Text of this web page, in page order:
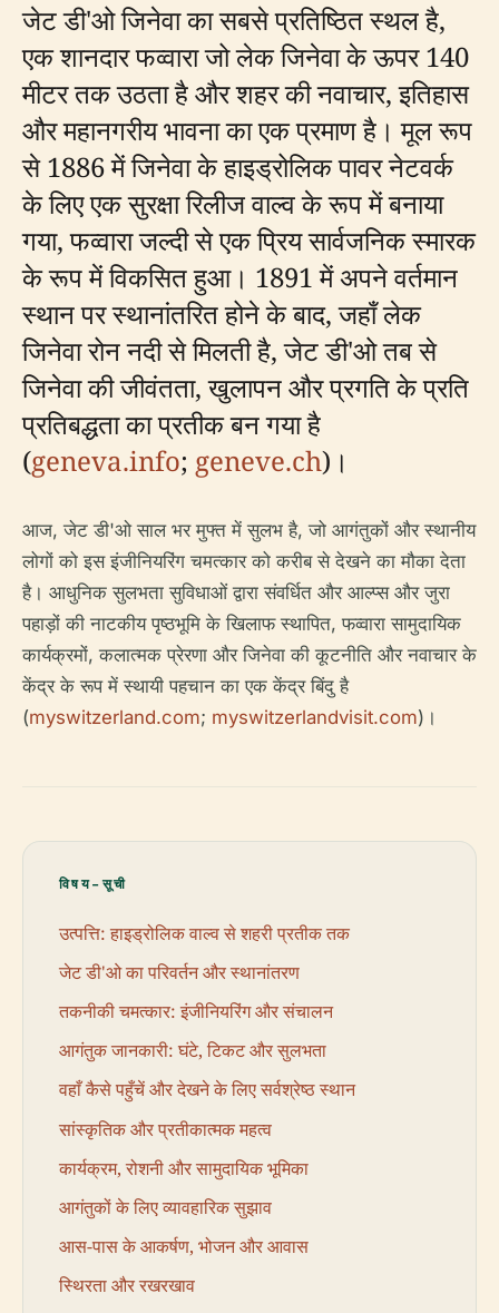
जेट डी'ओ जिनेवा का सबसे प्रतिष्ठित स्थल है,
एक शानदार फव्वारा जो लेक जिनेवा के ऊपर 140
मीटर तक उठता है और शहर की नवाचार, इतिहास
और महानगरीय भावना का एक प्रमाण है। मूल रूप
से 1886 में जिनेवा के हाइड्रोलिक पावर नेटवर्क
के लिए एक सुरक्षा रिलीज वाल्व के रूप में बनाया
गया, फव्वारा जल्दी से एक प्रिय सार्वजनिक स्मारक
के रूप में विकसित हुआ। 1891 में अपने वर्तमान
स्थान पर स्थानांतरित होने के बाद, जहाँ लेक
जिनेवा रोन नदी से मिलती है, जेट डी'ओ तब से
जिनेवा की जीवंतता, खुलापन और प्रगति के प्रति
प्रतिबद्धता का प्रतीक बन गया है
(geneva.info; geneve.ch)।
आज, जेट डी'ओ साल भर मुफ्त में सुलभ है, जो आगंतुकों और स्थानीय
लोगों को इस इंजीनियरिंग चमत्कार को करीब से देखने का मौका देता
है। आधुनिक सुलभता सुविधाओं द्वारा संवर्धित और आल्प्स और जुरा
पहाड़ों की नाटकीय पृष्ठभूमि के खिलाफ स्थापित, फव्वारा सामुदायिक
कार्यक्रमों, कलात्मक प्रेरणा और जिनेवा की कूटनीति और नवाचार के
केंद्र के रूप में स्थायी पहचान का एक केंद्र बिंदु है
(myswitzerland.com; myswitzerlandvisit.com)।
विषय-सूची
उत्पत्ति: हाइड्रोलिक वाल्व से शहरी प्रतीक तक
जेट डी'ओ का परिवर्तन और स्थानांतरण
तकनीकी चमत्कार: इंजीनियरिंग और संचालन
आगंतुक जानकारी: घंटे, टिकट और सुलभता
वहाँ कैसे पहुँचें और देखने के लिए सर्वश्रेष्ठ स्थान
सांस्कृतिक और प्रतीकात्मक महत्व
कार्यक्रम, रोशनी और सामुदायिक भूमिका
आगंतुकों के लिए व्यावहारिक सुझाव
आस-पास के आकर्षण, भोजन और आवास
स्थिरता और रखरखाव